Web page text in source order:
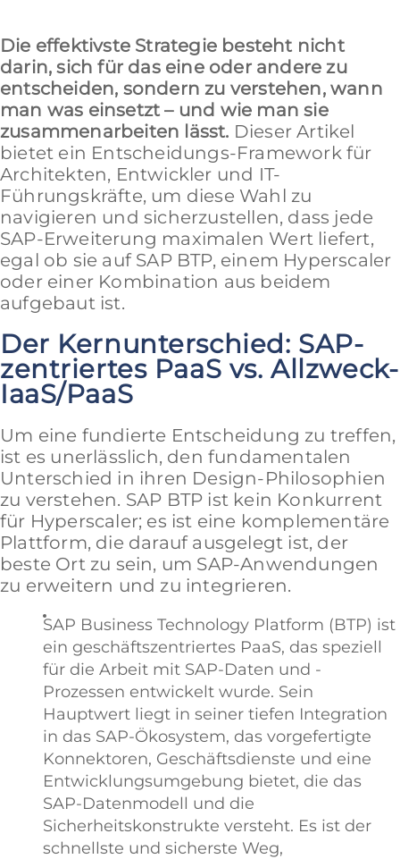
Die effektivste Strategie besteht nicht
darin, sich für das eine oder andere zu
entscheiden, sondern zu verstehen, wann
man was einsetzt – und wie man sie
zusammenarbeiten lässt. Dieser Artikel
bietet ein Entscheidungs-Framework für
Architekten, Entwickler und IT-
Führungskräfte, um diese Wahl zu
navigieren und sicherzustellen, dass jede
SAP-Erweiterung maximalen Wert liefert,
egal ob sie auf SAP BTP, einem Hyperscaler
oder einer Kombination aus beidem
aufgebaut ist.
Der Kernunterschied: SAP-
zentriertes PaaS vs. Allzweck-
IaaS/PaaS
Um eine fundierte Entscheidung zu treffen,
ist es unerlässlich, den fundamentalen
Unterschied in ihren Design-Philosophien
zu verstehen. SAP BTP ist kein Konkurrent
für Hyperscaler; es ist eine komplementäre
Plattform, die darauf ausgelegt ist, der
beste Ort zu sein, um SAP-Anwendungen
zu erweitern und zu integrieren.
SAP Business Technology Platform (BTP) ist
ein geschäftszentriertes PaaS, das speziell
für die Arbeit mit SAP-Daten und -
Prozessen entwickelt wurde. Sein
Hauptwert liegt in seiner tiefen Integration
in das SAP-Ökosystem, das vorgefertigte
Konnektoren, Geschäftsdienste und eine
Entwicklungsumgebung bietet, die das
SAP-Datenmodell und die
Sicherheitskonstrukte versteht. Es ist der
schnellste und sicherste Weg,